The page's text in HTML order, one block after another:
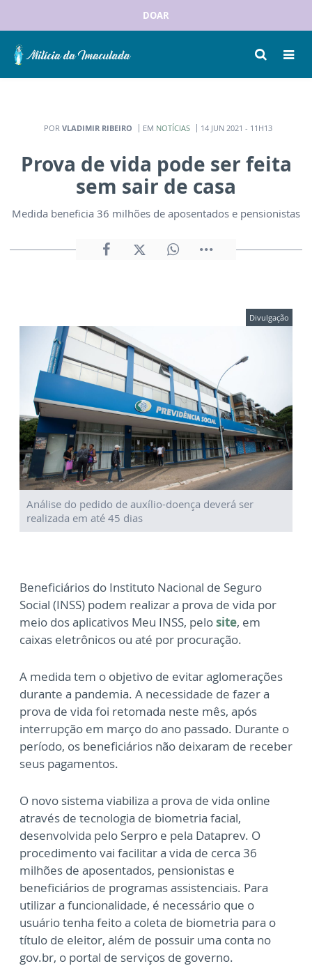
DOAR
POR VLADIMIR RIBEIRO EM NOTÍCIAS 14 JUN 2021 - 11H13
Prova de vida pode ser feita
sem sair de casa
Medida beneficia 36 milhões de aposentados e pensionistas
Divulgação
Análise do pedido de auxílio-doença deverá ser
realizada em até 45 dias
Beneficiários do Instituto Nacional de Seguro
Social (INSS) podem realizar a prova de vida por
meio dos aplicativos Meu INSS, pelosite, em
caixas eletrônicos ou até por procuração.
A medida tem o objetivo de evitar aglomerações
durante a pandemia. A necessidade de fazer a
prova de vida foi retomada neste mês, após
interrupção em março do ano passado. Durante o
período, os beneficiários não deixaram de receber
seus pagamentos.
O novo sistema viabiliza a prova de vida online
através de tecnologia de biometria facial,
desenvolvida pelo Serpro e pela Dataprev. O
procedimento vai facilitar a vida de cerca 36
milhões de aposentados, pensionistas e
beneficiários de programas assistenciais. Para
utilizar a funcionalidade, é necessário que o
usuário tenha feito a coleta de biometria para o
título de eleitor, além de possuir uma conta no
gov.br, o portal de serviços de governo.